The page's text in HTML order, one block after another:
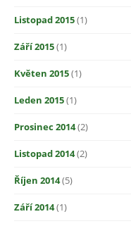
Listopad 2015(1)
Září 2015(1)
Květen 2015(1)
Leden 2015(1)
Prosinec 2014(2)
Listopad 2014(2)
Říjen 2014(5)
Září 2014(1)